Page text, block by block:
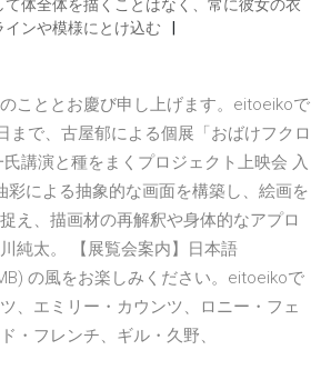
体全体を描くことはなく、常に彼女の衣
ンや模様にとけ込む
こととお慶び申し上げます。eitoeikoで
まで、古屋郁による個展「おばけフクロ
講演と種をまくプロジェクト上映会 入
による抽象的な画面を構築し、絵画を
え、描画材の再解釈や身体的なアプロ
純太。 【展覧会案内】日本語
の風をお楽しみください。eitoeikoで
、エミリー・カウンツ、ロニー・フェ
・フレンチ、ギル・久野、